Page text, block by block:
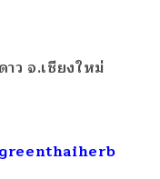
าว จ.เชียงใหม่